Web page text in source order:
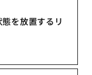
を放置するリ